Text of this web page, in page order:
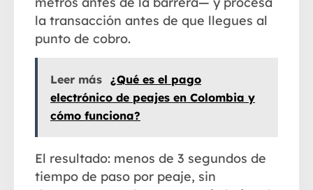
la transacción antes de que llegues al
punto de cobro.
Leer más ¿Qué es el pago
electrónico de peajes en Colombia y
cómo funciona?
El resultado: menos de 3 segundos de
tiempo de paso por peaje, sin